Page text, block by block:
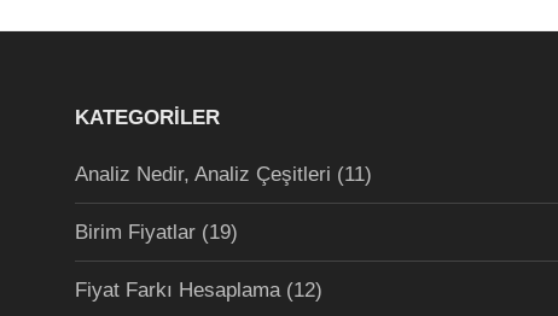
KATEGORILER
Analiz Nedir, Analiz Çeşitleri (11)
Birim Fiyatlar (19)
Fiyat Farkı Hesaplama (12)